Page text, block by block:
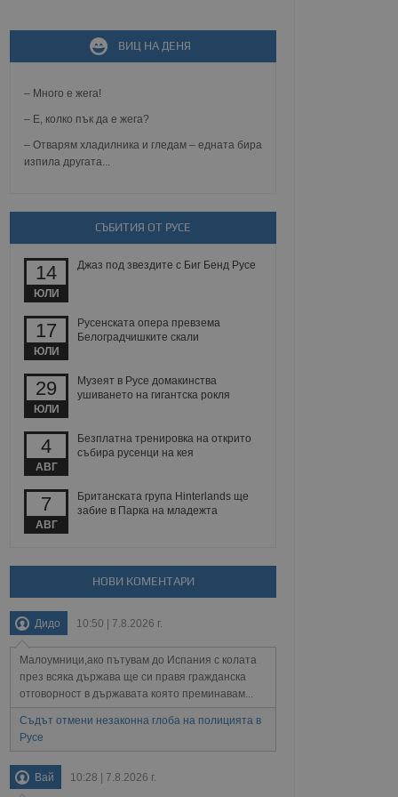
ВИЦ НА ДЕНЯ
– Много е жега!
– Е, колко пък да е жега?
– Отварям хладилника и гледам – едната бира
изпила другата...
СЪБИТИЯ ОТ РУСЕ
14
ЮЛИ
Джаз под звездите с Биг Бенд Русе
17
ЮЛИ
Русенската опера превзема
Белоградчишките скали
29
ЮЛИ
Музеят в Русе домакинства
ушиването на гигантска рокля
4
АВГ
Безплатна тренировка на открито
събира русенци на кея
7
АВГ
Британската група Hinterlands ще
забие в Парка на младежта
НОВИ КОМЕНТАРИ
Дидо 10:50 | 7.8.2026 г.
Малоумници,ако пътувам до Испания с колата
през всяка държава ще си правя гражданска
отговорност в държавата която преминавам...
Съдът отмени незаконна глоба на полицията в
Русе
Вай 10:28 | 7.8.2026 г.
зададена от уеб
MVC
известно като
при затваряне
на съгласието на
за тяхното
за съгласието
политики и
че техните
между хората
уебсайт.
на
бисквитките,
съответствие и
и
и предоставя
използва
потребител може
поведение и
на сайта. Тя
на сайта.
взаимодействия
и потребителския
събиране на данни
за
се
на тестване.
данни,
на посещенията,
били заредени.
опит.
на сайта. Тя
на социалните